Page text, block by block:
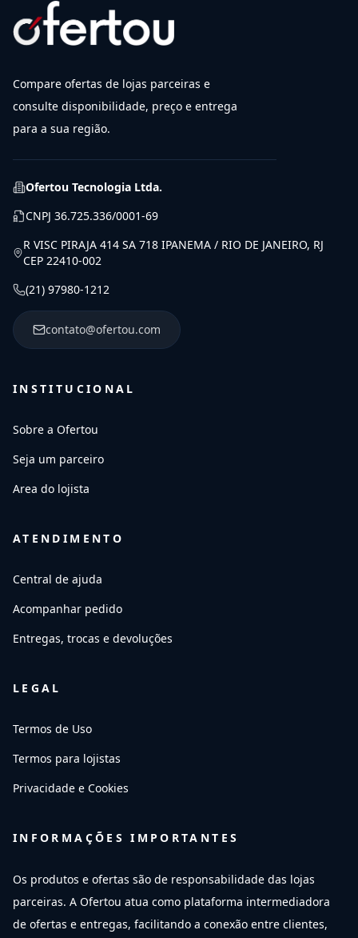
Compare ofertas de lojas parceiras e
consulte disponibilidade, preço e entrega
para a sua região.
Ofertou Tecnologia Ltda.
CNPJ 36.725.336/0001-69
R VISC PIRAJA 414 SA 718 IPANEMA / RIO DE JANEIRO, RJ
CEP 22410-002
(21) 97980-1212
contato@ofertou.com
INSTITUCIONAL
Sobre a Ofertou
Seja um parceiro
Area do lojista
ATENDIMENTO
Central de ajuda
Acompanhar pedido
Entregas, trocas e devoluções
LEGAL
Termos de Uso
Termos para lojistas
Privacidade e Cookies
INFORMAÇÕES IMPORTANTES
Os produtos e ofertas são de responsabilidade das lojas
parceiras. A Ofertou atua como plataforma intermediadora
de ofertas e entregas, facilitando a conexão entre clientes,